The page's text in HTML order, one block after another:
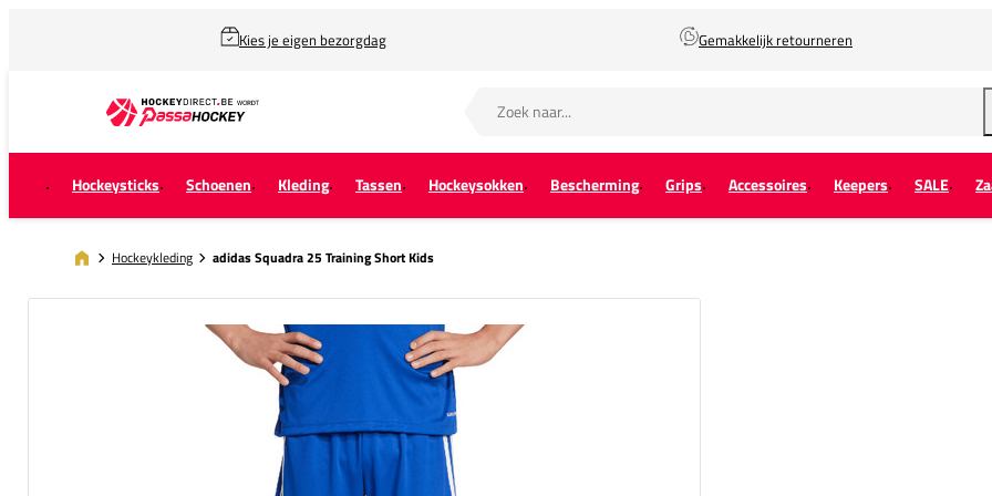
Kies je eigen bezorgdag Gemakkelijk retourneren
Hockeysticks Schoenen Kleding Tassen Hockeysokken Bescherming Grips Accessoires Keepers SALE
Hockeykleding adidas Squadra 25 Training Short Kids